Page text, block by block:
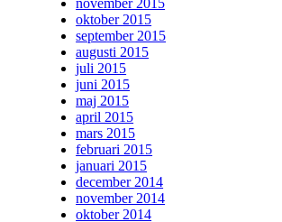
november 2015
oktober 2015
september 2015
augusti 2015
juli 2015
juni 2015
maj 2015
april 2015
mars 2015
februari 2015
januari 2015
december 2014
november 2014
oktober 2014